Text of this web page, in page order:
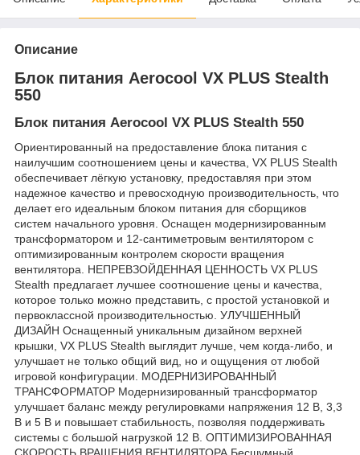
Описание
Блок питания Aerocool VX PLUS Stealth
550
Блок питания Aerocool VX PLUS Stealth 550
Ориентированный на предоставление блока питания с
наилучшим соотношением цены и качества, VX PLUS Stealth
обеспечивает лёгкую установку, предоставляя при этом
надежное качество и превосходную производительность, что
делает его идеальным блоком питания для сборщиков
систем начального уровня. Оснащен модернизированным
трансформатором и 12-сантиметровым вентилятором с
оптимизированным контролем скорости вращения
вентилятора. НЕПРЕВЗОЙДЕННАЯ ЦЕННОСТЬ VX PLUS
Stealth предлагает лучшее соотношение цены и качества,
которое только можно представить, с простой установкой и
первоклассной производительностью. УЛУЧШЕННЫЙ
ДИЗАЙН Оснащенный уникальным дизайном верхней
крышки, VX PLUS Stealth выглядит лучше, чем когда-либо, и
улучшает не только общий вид, но и ощущения от любой
игровой конфигурации. МОДЕРНИЗИРОВАННЫЙ
ТРАНСФОРМАТОР Модернизированный трансформатор
улучшает баланс между регулировками напряжения 12 В, 3,3
В и 5 В и повышает стабильность, позволяя поддерживать
системы с большой нагрузкой 12 В. ОПТИМИЗИРОВАННАЯ